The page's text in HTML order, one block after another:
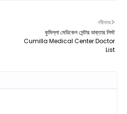
নবীনতর
কুমিল্লা মেডিকেল সেন্টার ডাক্তার লিস্ট
Cumilla Medical Center Doctor
List